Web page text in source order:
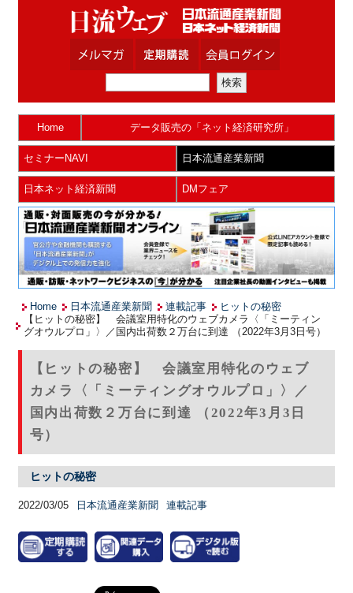
Home データ販売の「ネット経済研究所」
セミナーNAVI 日本流通産業新聞
日本ネット経済新聞 DMフェア
Home 日本流通産業新聞 連載記事
ヒットの秘密
【ヒットの秘密】 会議室用特化のウェブカメラ〈「ミーティン
グオウルプロ」〉／国内出荷数２万台に到達 （2022年3月3日号）
【ヒットの秘密】 会議室用特化のウェブ
カメラ〈「ミーティングオウルプロ」〉／
国内出荷数２万台に到達 （2022年3月3日
号）
ヒットの秘密
2022/03/05 日本流通産業新聞 連載記事